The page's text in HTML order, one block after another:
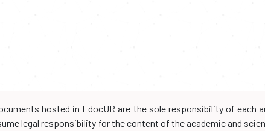
hosted in EdocUR are the sole responsibility of
legal responsibility for the content of the academic and